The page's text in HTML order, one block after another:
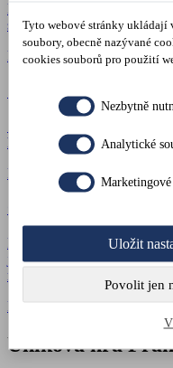
Dětská fantazie je to
stopě pokojem, který
Rezervovat
ho můžete prožít společně
Rezervovat
Pozvi své kamarády a
jinak! Unvitř tě čeká
magickou knihovnu...
Rezervovat
Úniková hra
Tyto webové stránky ukládají
soubory, obecně nazývané
cookies souborů pro použití
Nezbytně
Analytické
Uložit
Povolit jen